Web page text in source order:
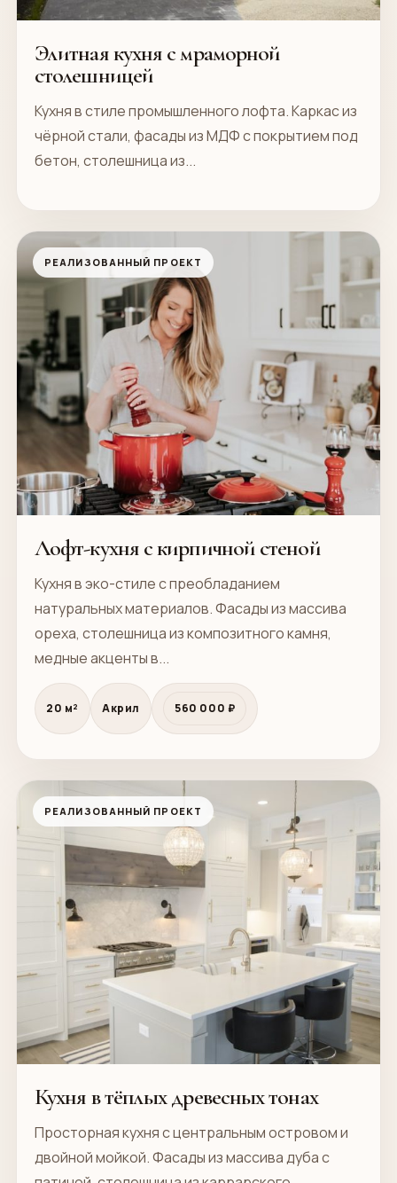
Элитная кухня с мраморной
столешницей
Кухня в стиле промышленного лофта. Каркас из
чёрной стали, фасады из МДФ с покрытием под
бетон, столешница из...
РЕАЛИЗОВАННЫЙ ПРОЕКТ
Лофт-кухня с кирпичной стеной
Кухня в эко-стиле с преобладанием
натуральных материалов. Фасады из массива
ореха, столешница из композитного камня,
медные акценты в...
20 м² Акрил 560 000 ₽
РЕАЛИЗОВАННЫЙ ПРОЕКТ
Кухня в тёплых древесных тонах
Просторная кухня с центральным островом и
двойной мойкой. Фасады из массива дуба с